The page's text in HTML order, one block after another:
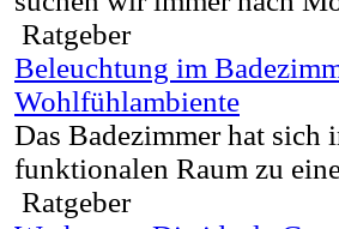
Ratgeber
Beleuchtung im
Wohlfühlambiente
Das Badezimmer hat sich
funktionalen Raum zu
Ratgeber